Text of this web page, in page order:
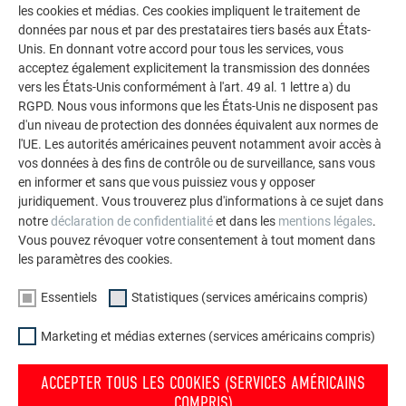
terrain », telle était l’idée de base de noma architekten. Ce
projet de construction a été réalisé à la demande d’une
famille de quatre personnes qui a cherché, avec les
architectes, à créer un espace hors du commun adapté au
quotidien de la vie familiale et à ses multiples aspects. Les
pièces purement fonctionnelles donnent sur la rue, tandis
que l’espace commun est aménagé dans la troisième
structure intégralement ouverte sur le jardin. Dans cette
partie que les maîtres d’ouvrage ont surnommée « séjour-
enfants » ou encore « cathédrale », les espaces de vie, de
travail et de jeu s’étendent sur plusieurs étages.
les cookies et médias. Ces cookies impliquent le traitement de
données par nous et par des prestataires tiers basés aux États-
Unis. En donnant votre accord pour tous les services, vous
acceptez également explicitement la transmission des données
vers les États-Unis conformément à l'art. 49 al. 1 lettre a) du
RGPD. Nous vous informons que les États-Unis ne disposent pas
d'un niveau de protection des données équivalent aux normes de
l'UE. Les autorités américaines peuvent notamment avoir accès à
vos données à des fins de contrôle ou de surveillance, sans vous
en informer et sans que vous puissiez vous y opposer
juridiquement. Vous trouverez plus d'informations à ce sujet dans
notredéclaration de confidentialitéet dans les mentions légales.
Vous pouvez révoquer votre consentement à tout moment dans
les paramètres des cookies.
Essentiels Statistiques (services américains compris)
Marketing et médias externes (services américains compris)
ACCEPTER TOUS LES COOKIES (SERVICES AMÉRICAINS